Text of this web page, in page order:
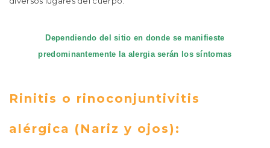
Dependiendo del sitio en donde se manifieste
predominantemente la alergia serán los síntomas
Rinitis o rinoconjuntivitis
alérgica (Nariz y ojos):